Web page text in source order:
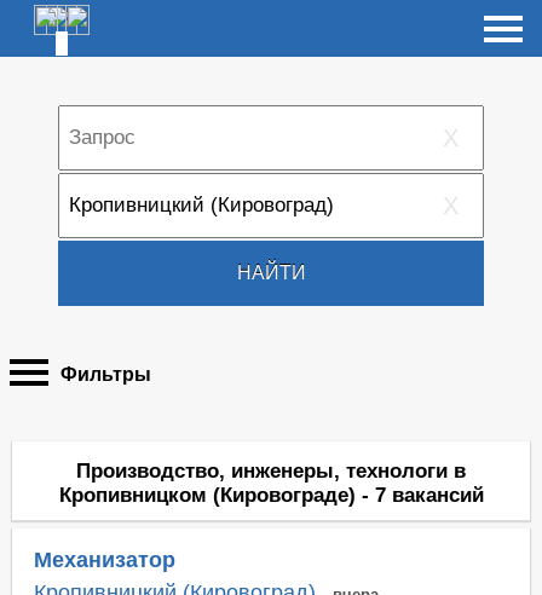
X
X
НАЙТИ
Фильтры
Производство, инженеры, технологи в
Кропивницком (Кировограде) - 7 вакансий
Механизатор